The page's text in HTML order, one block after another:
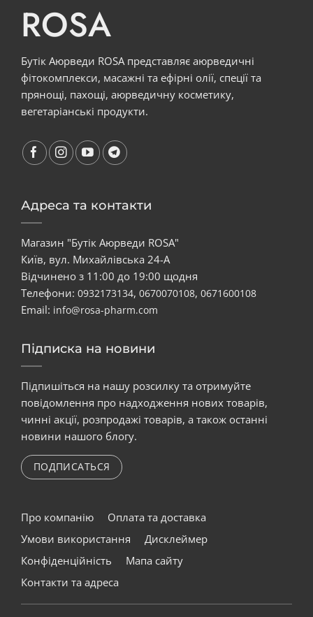
ROSA
Бутік Аюрведи ROSA представляє аюрведичні
фітокомплекси, масажні та ефірні олії, спеції та
прянощі, пахощі, аюрведичну косметику,
вегетаріанські продукти.
Адреса та контакти
Магазин "Бутік Аюрведи ROSA"
Київ, вул. Михайлівська 24-А
Відчинено з 11:00 до 19:00 щодня
Телефони: 0932173134, 0670070108, 0671600108
Email: info@rosa-pharm.com
Підписка на новини
Підпишіться на нашу розсилку та отримуйте
повідомлення про надходження нових товарів,
чинні акції, розпродажі товарів, а також останні
новини нашого блогу.
ПОДПИСАТЬСЯ
Про компанію
Оплата та доставка
Умови використання
Дисклеймер
Конфіденційність
Мапа сайту
Контакти та адреса